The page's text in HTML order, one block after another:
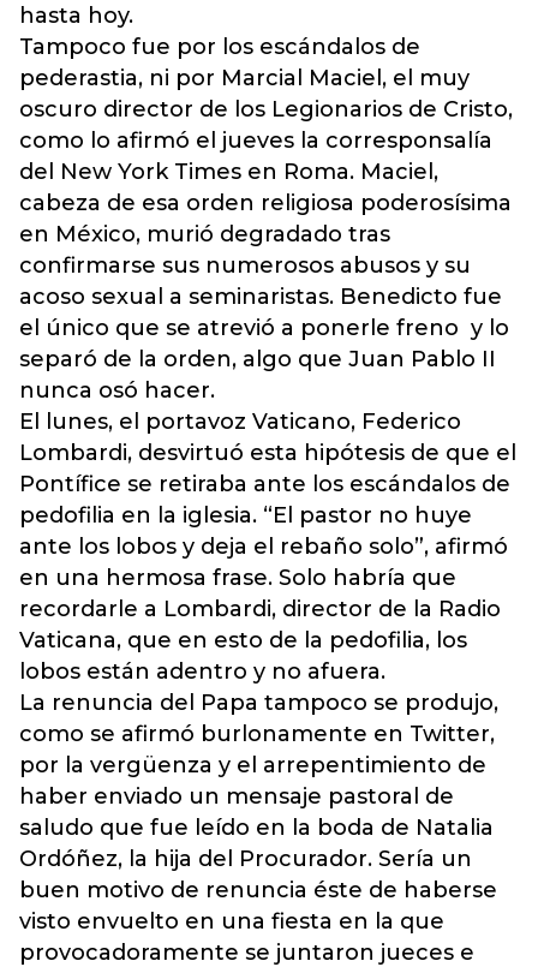
hasta hoy.
Tampoco fue por los escándalos de
pederastia, ni por Marcial Maciel, el muy
oscuro director de los Legionarios de Cristo,
como lo afirmó el jueves la corresponsalía
del New York Times en Roma. Maciel,
cabeza de esa orden religiosa poderosísima
en México, murió degradado tras
confirmarse sus numerosos abusos y su
acoso sexual a seminaristas. Benedicto fue
el único que se atrevió a ponerle freno y lo
separó de la orden, algo que Juan Pablo II
nunca osó hacer.
El lunes, el portavoz Vaticano, Federico
Lombardi, desvirtuó esta hipótesis de que el
Pontífice se retiraba ante los escándalos de
pedofilia en la iglesia. “El pastor no huye
ante los lobos y deja el rebaño solo”, afirmó
en una hermosa frase. Solo habría que
recordarle a Lombardi, director de la Radio
Vaticana, que en esto de la pedofilia, los
lobos están adentro y no afuera.
La renuncia del Papa tampoco se produjo,
como se afirmó burlonamente en Twitter,
por la vergüenza y el arrepentimiento de
haber enviado un mensaje pastoral de
saludo que fue leído en la boda de Natalia
Ordóñez, la hija del Procurador. Sería un
buen motivo de renuncia éste de haberse
visto envuelto en una fiesta en la que
provocadoramente se juntaron jueces e